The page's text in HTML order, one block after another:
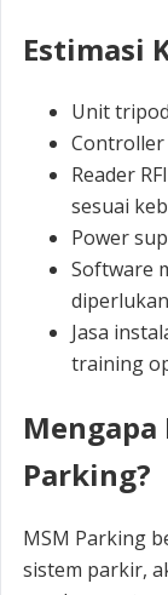
Estimasi
Unit
Controller
Reader
sesuai
Power
Software
Jasa
training
Parking?
MSM Parking
sistem parkir,